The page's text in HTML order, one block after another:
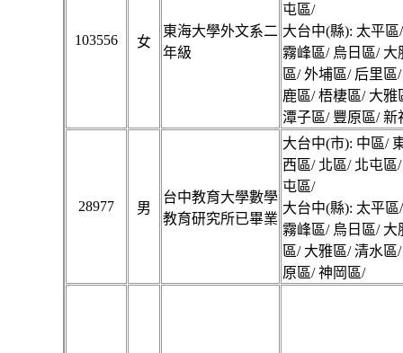
103556 女
東海大學外文系二
年級
屯區/
大台中(縣): 太平區
霧峰區/ 烏日區/ 大
區/ 外埔區/ 后里區
鹿區/ 梧棲區/ 大雅
潭子區/ 豐原區/ 新
28977 男
台中教育大學數學
教育研究所已畢業
大台中(市): 中區/
西區/ 北區/ 北屯區
屯區/
大台中(縣): 太平區
霧峰區/ 烏日區/ 大
區/ 大雅區/ 清水區
原區/ 神岡區/